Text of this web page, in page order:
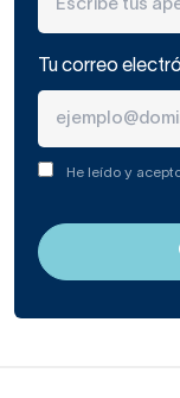
Gran valor
Colores
Tu correo
He leído y